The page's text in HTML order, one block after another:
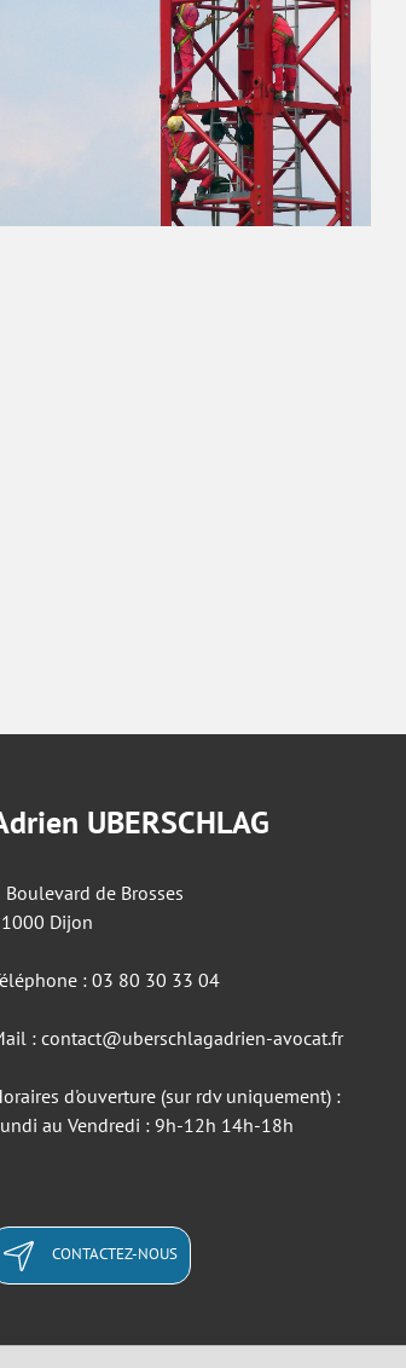
UBERSCHLAG
Boulevard de Brosses
Dijon
: 03 80 30 33 04
: contact@uberschlagadrien-avocat.fr
d'ouverture (sur rdv uniquement) :
au Vendredi : 9h-12h 14h-18h
CONTACTEZ-NOUS